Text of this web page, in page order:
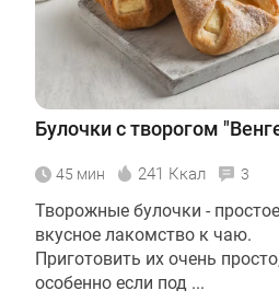
Булочки с творогом
45 мин 241 Ккал 3
Творожные булочки -
вкусное лакомство к чаю.
Приготовить их очень
особенно если под ...